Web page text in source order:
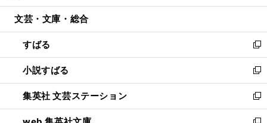
開
ウ
開
く
ン
ウ
で
開
く
ウ
ン
ド
ウ
で
開
く
文芸・文庫・総合
すばる
新
し
い
ウ
ィ
ン
小説すばる
新
し
い
ウ
集英社 文芸ステーション
新
し